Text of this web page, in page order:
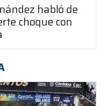
habló de
choque con